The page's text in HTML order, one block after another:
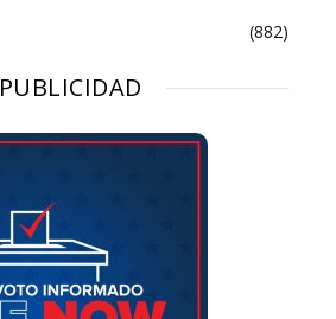
(882)
PUBLICIDAD